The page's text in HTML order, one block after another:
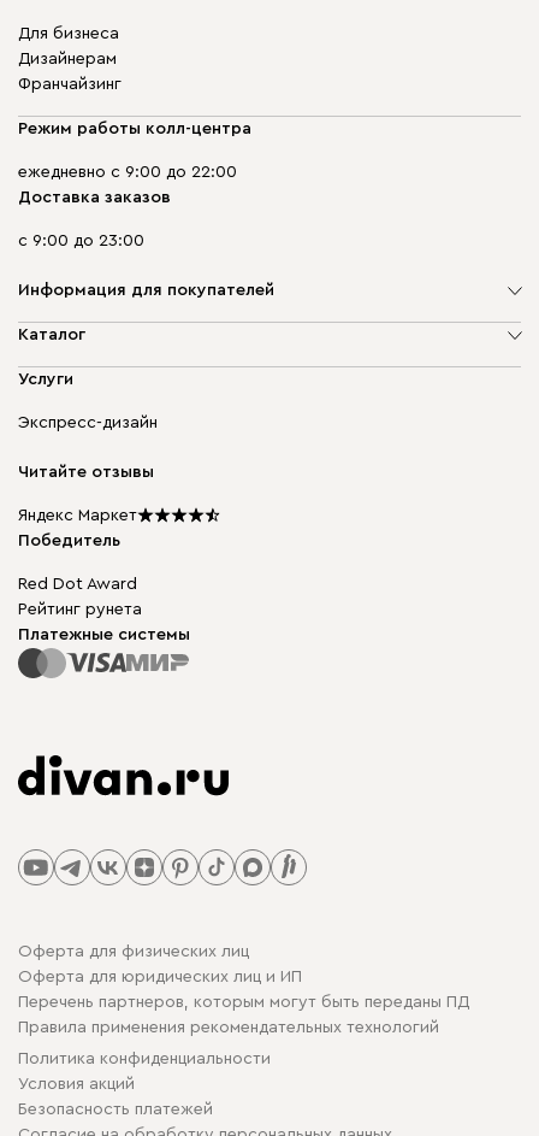
Для бизнеса
Дизайнерам
Франчайзинг
Режим работы колл-центра
ежедневно с 9:00 до 22:00
Доставка заказов
с 9:00 до 23:00
Информация для покупателей
О компании
Доставка и оплата
диван.клуб
Подарочные сертификаты
Мы в прессе
Каталог
Мягкая мебель
Бескаркасная мебель
Столы и стулья
Услуги
Экспресс-дизайн
Читайте отзывы
Яндекс Маркет
Победитель
Red Dot Award
Рейтинг рунета
Платежные системы
Оферта для физических лиц
Оферта для юридических лиц и ИП
Перечень партнеров, которым могут быть переданы ПД
Правила применения рекомендательных технологий
Политика конфиденциальности
Условия акций
Безопасность платежей